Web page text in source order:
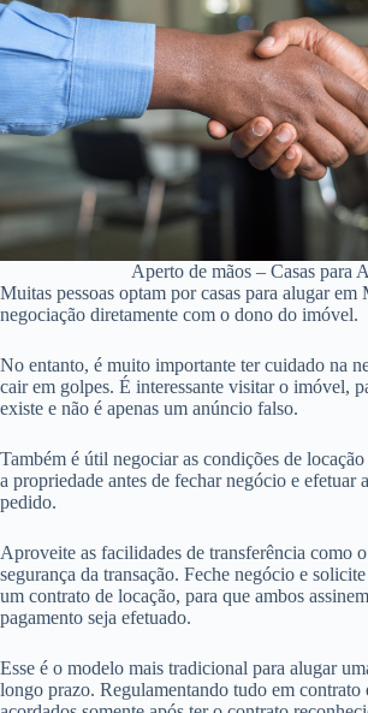
Aperto de mãos – Casas para
Muitas pessoas optam por casas para alugar em
negociação diretamente com o dono do imóvel.
No entanto, é muito importante ter cuidado na
cair em golpes. É interessante visitar o imóvel,
existe e não é apenas um anúncio falso.
Também é útil negociar as condições de
a propriedade antes de fechar negócio e efetuar
pedido.
Aproveite as facilidades de transferência como
segurança da transação. Feche negócio e
um contrato de locação, para que ambos
pagamento seja efetuado.
Esse é o modelo mais tradicional para alugar
longo prazo. Regulamentando tudo em contrato